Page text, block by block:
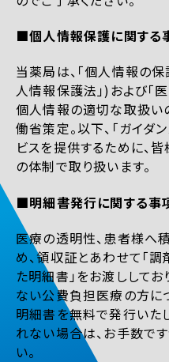
■個人情報保護に関する
当薬局は、「個人情報の保
人情報保護法」)および「
個人情報の適切な取扱い
働省策定。以下、「ガイダ
ビスを提供するために、
の体制で取り扱います。
■明細書発行に関する事
医療の透明性、患者様へ
め、領収証とあわせて「
た明細書」をお渡しして
ない公費負担医療の方に
明細書を無料で発行いた
れない場合は、お手数で
い。